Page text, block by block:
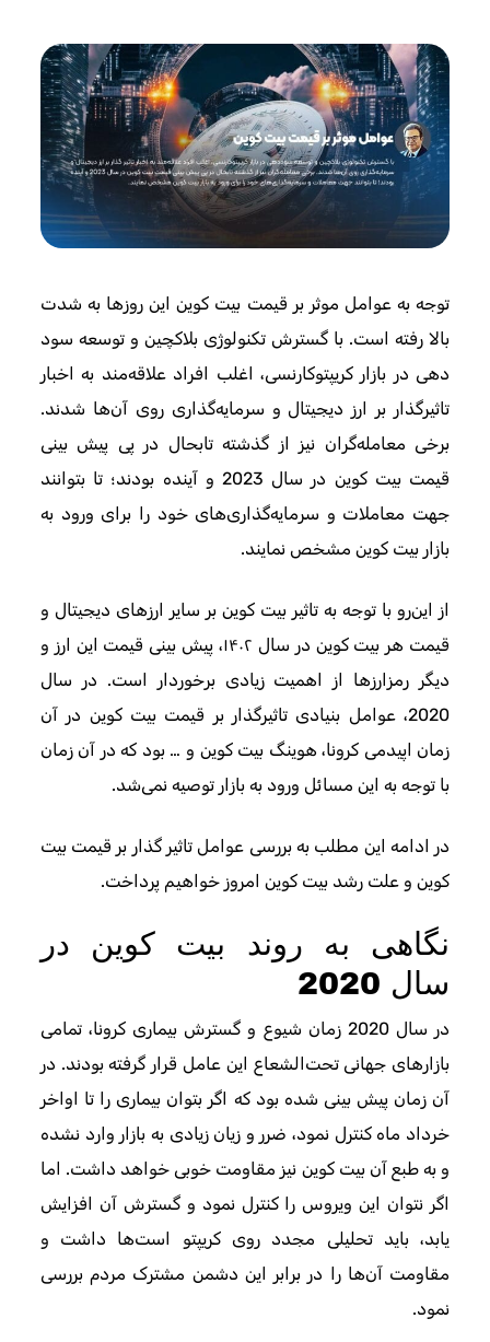
توجه به عوامل موثر بر قیمت بیت کوین این روزها به شدت
بالا رفته است. با گسترش تکنولوژی بلاکچین و توسعه سود
دهی در بازار کریپتوکارنسی‌، اغلب افراد علاقه‌مند به اخبار
تاثیرگذار بر ارز دیجیتال و سرمایه‌گذاری روی آن‌ها شدند.
برخی معامله‌گران نیز از گذشته تابحال در پی پیش‌ بینی
قیمت بیت کوین در سال 2023 و آینده بودند؛ تا بتوانند
جهت معاملات و سرمایه‌گذاری‌های خود را برای ورود به
بازار بیت کوین مشخص نمایند.
از این‌رو با توجه به تاثیر بیت کوین بر سایر ارزهای دیجیتال و
قیمت هر بیت کوین در سال ۱۴۰۲، پیش‌ بینی قیمت این ارز و
دیگر رمزارزها از اهمیت زیادی برخوردار است. در سال
2020، عوامل بنیادی تاثیرگذار بر قیمت بیت کوین در آن
زمان اپیدمی کرونا، هوینگ بیت کوین و … بود که در آن زمان
با توجه به این مسائل ورود به بازار توصیه نمی‌شد.
در ادامه این مطلب به بررسی عوامل تاثیر گذار بر قیمت بیت
کوین و علت رشد بیت کوین امروز خواهیم پرداخت.
نگاهی به روند بیت کوین در
سال 2020
در سال 2020 زمان شیوع و گسترش بیماری کرونا، تمامی
بازارهای جهانی تحت‌الشعاع این عامل قرار گرفته بودند. در
آن زمان پیش بینی شده بود که اگر بتوان بیماری را تا اواخر
خرداد ماه کنترل نمود، ضرر و زیان زیادی به بازار وارد نشده
و به طبع آن بیت کوین نیز مقاومت خوبی خواهد داشت. اما
اگر نتوان این ویروس را کنترل نمود و گسترش آن افزایش
یابد، باید تحلیلی مجدد روی کریپتو است‌ها داشت و
مقاومت آن‌ها را در برابر این دشمن مشترک مردم بررسی
نمود.